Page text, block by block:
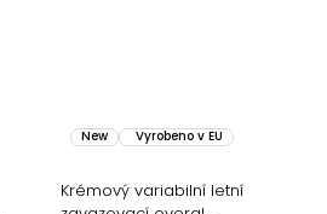
New Vyrobeno v EU
Krémový variabilní letní